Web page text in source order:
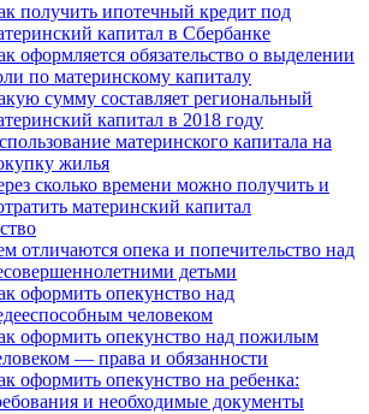
получить ипотечный кредит под
капитал в Сбербанке
оформляется обязательство о выделении
по материнскому капиталу
сумму составляет региональный
капитал в 2018 году
материнского капитала на
жилья
сколько времени можно получить и
материнский капитал
отличаются опека и попечительство над
детьми
оформить опекунство над
человеком
оформить опекунство над пожилым
— права и обязанности
оформить опекунство на ребенка:
и необходимые документы